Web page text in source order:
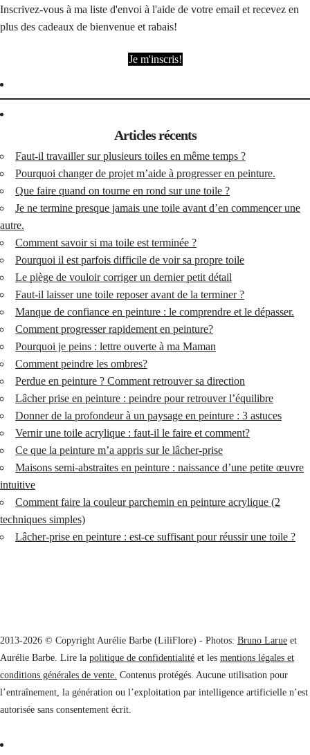
Inscrivez-vous à ma liste d'envoi à l'aide de votre email et recevez en
plus des cadeaux de bienvenue et rabais!
Je m'inscris!
Articles récents
Faut-il travailler sur plusieurs toiles en même temps ?
Pourquoi changer de projet m’aide à progresser en peinture.
Que faire quand on tourne en rond sur une toile ?
Je ne termine presque jamais une toile avant d’en commencer une
autre.
Comment savoir si ma toile est terminée ?
Pourquoi il est parfois difficile de voir sa propre toile
Le piège de vouloir corriger un dernier petit détail
Faut-il laisser une toile reposer avant de la terminer ?
Manque de confiance en peinture : le comprendre et le dépasser.
Comment progresser rapidement en peinture?
Pourquoi je peins : lettre ouverte à ma Maman
Comment peindre les ombres?
Perdue en peinture ? Comment retrouver sa direction
Lâcher prise en peinture : peindre pour retrouver l’équilibre
Donner de la profondeur à un paysage en peinture : 3 astuces
Vernir une toile acrylique : faut-il le faire et comment?
Ce que la peinture m’a appris sur le lâcher-prise
Maisons semi-abstraites en peinture : naissance d’une petite œuvre
intuitive
Comment faire la couleur parchemin en peinture acrylique (2
techniques simples)
Lâcher-prise en peinture : est-ce suffisant pour réussir une toile ?
2013-2026 © Copyright Aurélie Barbe (LiliFlore) - Photos: Bruno Larue et
Aurélie Barbe. Lire la politique de confidentialité et les mentions légales et
conditions générales de vente. Contenus protégés. Aucune utilisation pour
l’entraînement, la génération ou l’exploitation par intelligence artificielle n’est
autorisée sans consentement écrit.